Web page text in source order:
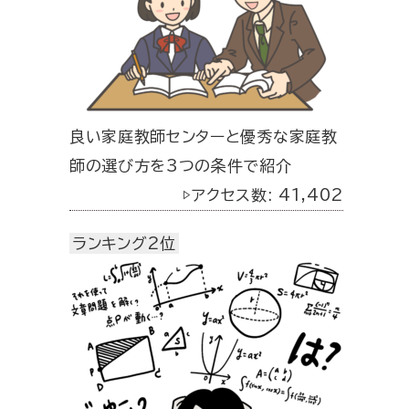
良い家庭教師センターと優秀な家庭教
師の選び方を3つの条件で紹介
▷アクセス数: 41,402
ランキング2位